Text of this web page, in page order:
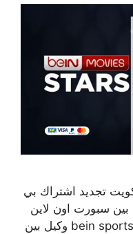
تجديد اشتراك بي
بين سبورت اون لاين
وكيل بي ان سبورت في الكويت bein sports وكيل بين